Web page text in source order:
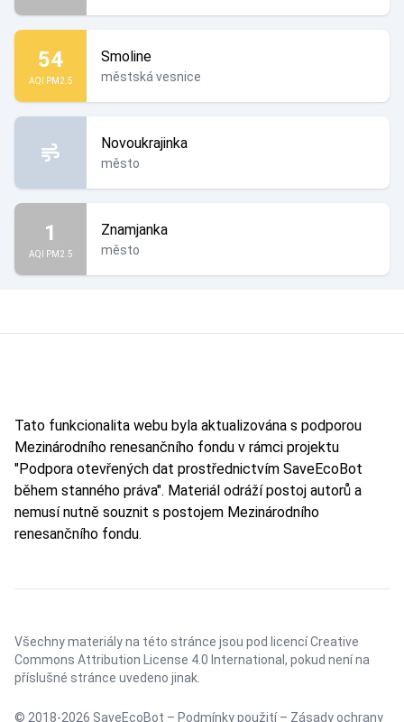
54
AQI PM2.5
Smoline
městská vesnice
Novoukrajinka
město
1
AQI PM2.5
Znamjanka
město
Tato funkcionalita webu byla aktualizována s podporou
Mezinárodního renesančního fondu v rámci projektu
"Podpora otevřených dat prostřednictvím SaveEcoBot
během stanného práva". Materiál odráží postoj autorů a
nemusí nutně souznit s postojem Mezinárodního
renesančního fondu.
Všechny materiály na této stránce jsou pod licencíCreative
Commons Attribution License 4.0 International , pokud není na
příslušné stránce uvedeno jinak.
© 2018-2026 SaveEcoBot – Podmínky použití– Zásady ochrany